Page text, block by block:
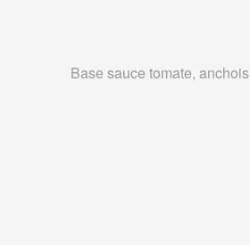
Base sauce tomate, anchois